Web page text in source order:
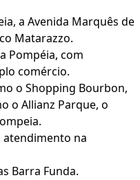
a Avenida Marquês de
Matarazzo.
Pompéia, com
comércio.
o Shopping Bourbon,
o Allianz Parque, o
atendimento na
Barra Funda.